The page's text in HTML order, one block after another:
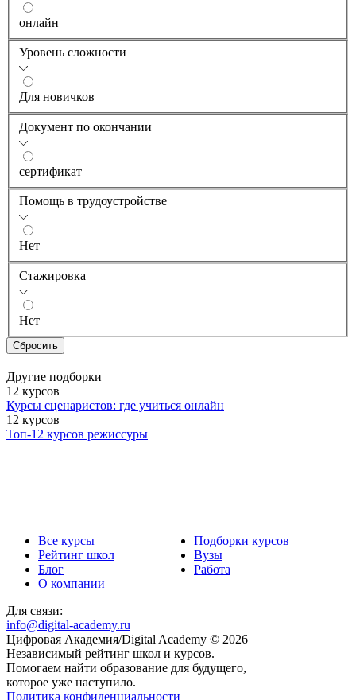
онлайн
Уровень сложности
Для новичков
Документ по окончании
сертификат
Помощь в трудоустройстве
Нет
Стажировка
Нет
Сбросить
Другие подборки
12 курсов
Курсы сценаристов: где учиться онлайн
12 курсов
Топ-12 курсов режиссуры
Все курсы
Подборки курсов
Рейтинг школ
Вузы
Блог
Работа
О компании
Для связи:
info@digital-academy.ru
Цифровая Академия/Digital Academy © 2026
Независимый рейтинг школ и курсов.
Помогаем найти образование для будущего,
которое уже наступило.
Политика конфиденциальности